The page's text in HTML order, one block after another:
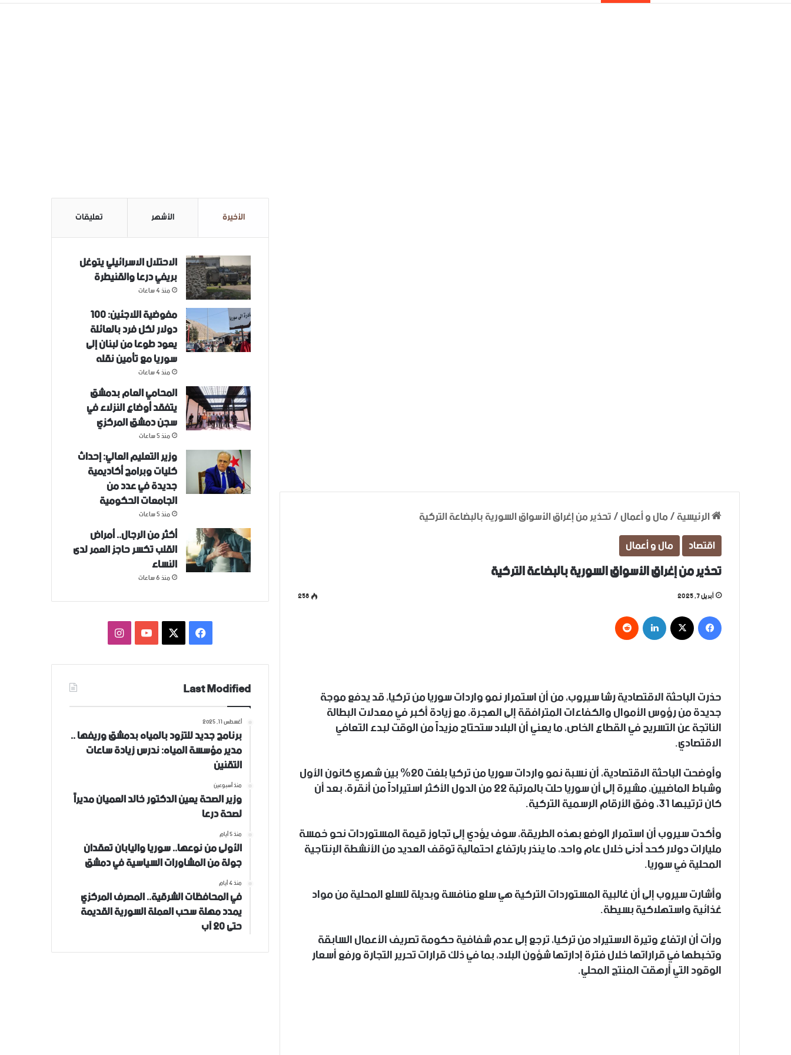
الرئيسية/مال و أعمال/تحذير من إغراق الأسواق السورية بالبضاعة التركية
اقتصاد
مال و أعمال
تحذير من إغراق الأسواق السورية بالبضاعة التركية
أبريل 7, 2025 258
فيسبوك‫X لينكدإن
حذرت الباحثة الاقتصادية رشا سيروب، من أن استمرار نمو واردات سوريا من تركيا، قد يدفع موجة
جديدة من رؤوس الأموال والكفاءات المترافقة إلى الهجرة، مع زيادة أكبر في معدلات البطالة
الناتجة عن التسريح في القطاع الخاص، ما يعني أن البلاد ستحتاج مزيداً من الوقت لبدء التعافي
الاقتصادي.
وأوضحت الباحثة الاقتصادية، أن نسبة نمو واردات سوريا من تركيا بلغت 20% بين شهري كانون الأول
وشباط الماضيين، مشيرة إلى أن سوريا حلت بالمرتبة 22 من الدول الأكثر استيراداً من أنقرة، بعد أن
كان ترتيبها 31، وفق الأرقام الرسمية التركية.
وأكدت سيروب أن استمرار الوضع بهذه الطريقة، سوف يؤدي إلى تجاوز قيمة المستوردات نحو خمسة
مليارات دولار كحد أدنى خلال عام واحد، ما ينذر بارتفاع احتمالية توقف العديد من الأنشطة الإنتاجية
المحلية في سوريا.
وأشارت سيروب إلى أن غالبية المستوردات التركية هي سلع منافسة وبديلة للسلع المحلية من مواد
غذائية واستهلاكية بسيطة.
ورأت أن ارتفاع وتيرة الاستيراد من تركيا، ترجع إلى عدم شفافية حكومة تصريف الأعمال السابقة
وتخبطها في قراراتها خلال فترة إدارتها شؤون البلاد، بما في ذلك قرارات تحرير التجارة ورفع أسعار
الوقود التي أرهقت المنتج المحلي.
الأخيرة الأشهر تعليقات
الاحتلال الاسرائيلي يتوغل
بريفي درعا والقنيطرة
منذ 4 ساعات
مفوضية اللاجئين: 100
دولار لكل فرد بالعائلة
يعود طوعا من لبنان إلى
سوريا مع تأمين نقله
منذ 4 ساعات
المحامي العام بدمشق
يتفقد أوضاع النزلاء في
سجن دمشق المركزي
منذ 5 ساعات
وزير التعليم العالي: إحداث
كليات وبرامج أكاديمية
جديدة في عدد من
الجامعات الحكومية
منذ 5 ساعات
أكثر من الرجال.. أمراض
القلب تكسر حاجز العمر لدى
النساء
منذ 6 ساعات
فيسبوك ‫YouTubeانستقرام
Last Modified
أغسطس 11, 2025
برنامج جديد للتزود بالمياه بدمشق وريفها ..
مدير مؤسسة المياه: ندرس زيادة ساعات
التقنين
منذ أسبوعين
وزير الصحة يعين الدكتور خالد العميان مديراً
لصحة درعا
منذ 5 أيام
الأولى من نوعها.. سوريا واليابان تعقدان
جولة من المشاورات السياسية في دمشق
منذ 4 أيام
في المحافظات الشرقية.. المصرف المركزي
يمدد مهلة سحب العملة السورية القديمة
حتى 20 آب